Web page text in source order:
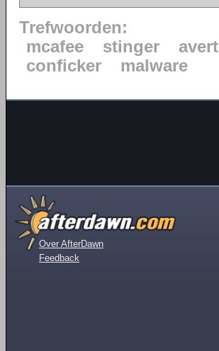
Trefwoorden:
mcafee
stinger avert
conficker
malware
Over AfterDawn
Feedback